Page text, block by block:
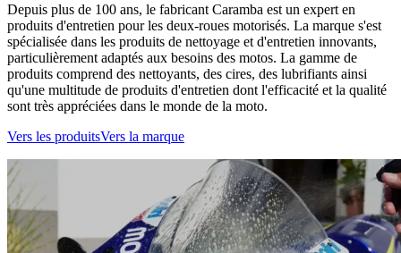
Depuis plus de 100 ans, le fabricant Caramba est un expert en
produits d'entretien pour les deux-roues motorisés. La marque s'est
spécialisée dans les produits de nettoyage et d'entretien innovants,
particulièrement adaptés aux besoins des motos. La gamme de
produits comprend des nettoyants, des cires, des lubrifiants ainsi
qu'une multitude de produits d'entretien dont l'efficacité et la qualité
sont très appréciées dans le monde de la moto.
Vers les produitsVers la marque